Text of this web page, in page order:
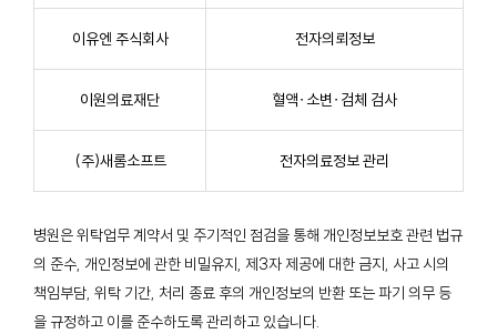
이유엔 주식회사 전자의뢰정보
이원의료재단 혈액∙소변∙검체 검사
(주)새롬소프트 전자의료정보 관리
병원은 위탁업무 계약서 및 주기적인 점검을 통해 개인정보보호 관련 법규
의 준수, 개인정보에 관한 비밀유지, 제3자 제공에 대한 금지, 사고 시의
책임부담, 위탁 기간, 처리 종료 후의 개인정보의 반환 또는 파기 의무 등
을 규정하고 이를 준수하도록 관리하고 있습니다.